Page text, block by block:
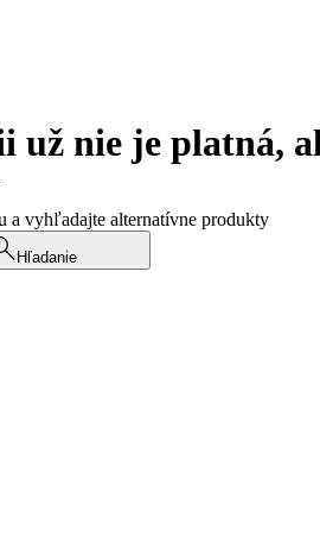
už nie je platná,
a vyhľadajte alternatívne produkty
Hľadanie